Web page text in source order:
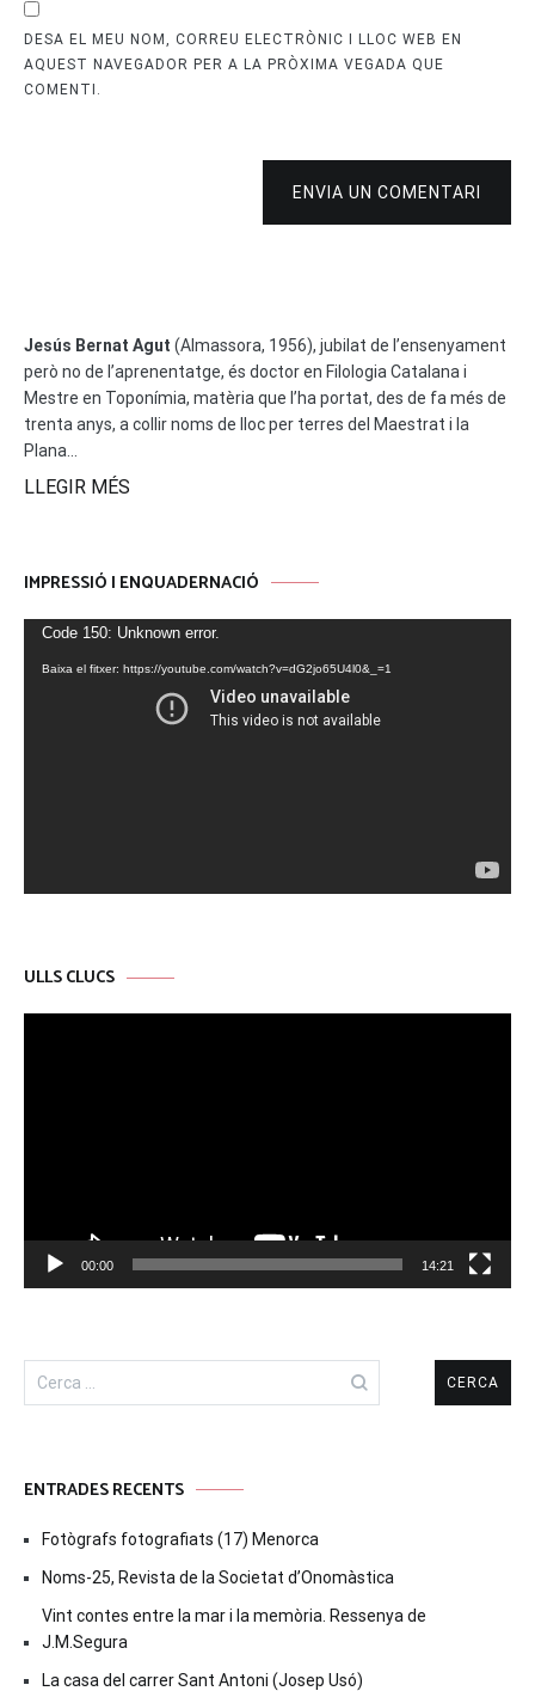
DESA EL MEU NOM, CORREU ELECTRÒNIC I LLOC WEB EN
AQUEST NAVEGADOR PER A LA PRÒXIMA VEGADA QUE
COMENTI.
ENVIA UN COMENTARI
Jesús Bernat Agut (Almassora, 1956), jubilat de l’ensenyament
però no de l’aprenentatge, és doctor en Filologia Catalana i
Mestre en Toponímia, matèria que l’ha portat, des de fa més de
trenta anys, a collir noms de lloc per terres del Maestrat i la
Plana...
LLEGIR MÉS
IMPRESSIÓ I ENQUADERNACIÓ
Reproductor
vídeo
Code 150: Unknown error.
Baixa el fitxer: https://youtube.com/watch?v=dG2jo65U4l0&_=1
ULLS CLUCS
00:00 14:21
ENTRADES RECENTS
Fotògrafs fotografiats (17) Menorca
Noms-25, Revista de la Societat d’Onomàstica
Vint contes entre la mar i la memòria. Ressenya de
J.M.Segura
La casa del carrer Sant Antoni (Josep Usó)